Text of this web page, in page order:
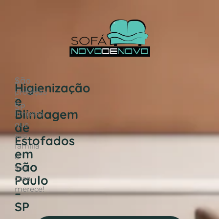
São
Paulo
-
SP
Higienização
e
Blindagem
de
Estofados
em
São
Paulo
–
SP
A
proteção
e
limpeza
que
sua
família
e
sua
casa
merece!